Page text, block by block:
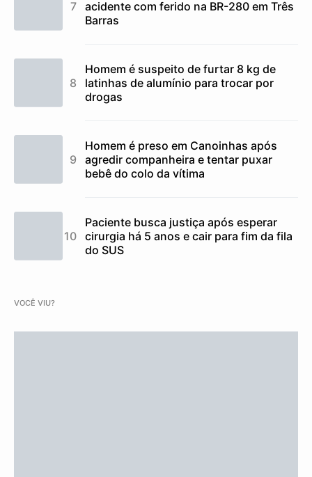
acidente com ferido na BR-280 em Três
Barras
Homem é suspeito de furtar 8 kg de
latinhas de alumínio para trocar por
drogas
Homem é preso em Canoinhas após
agredir companheira e tentar puxar
bebê do colo da vítima
Paciente busca justiça após esperar
cirurgia há 5 anos e cair para fim da fila
do SUS
VOCÊ VIU?